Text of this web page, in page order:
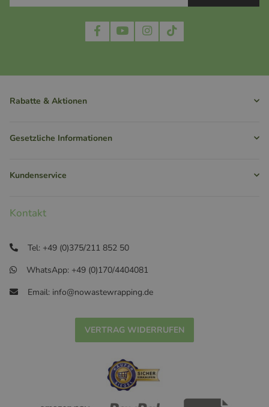
Rabatte & Aktionen
Gesetzliche Informationen
Kundenservice
Kontakt
Tel: +49 (0)375/211 852 50
WhatsApp: +49 (0)170/4404081
Email: info@nowastewrapping.de
VERTRAG WIDERRUFEN